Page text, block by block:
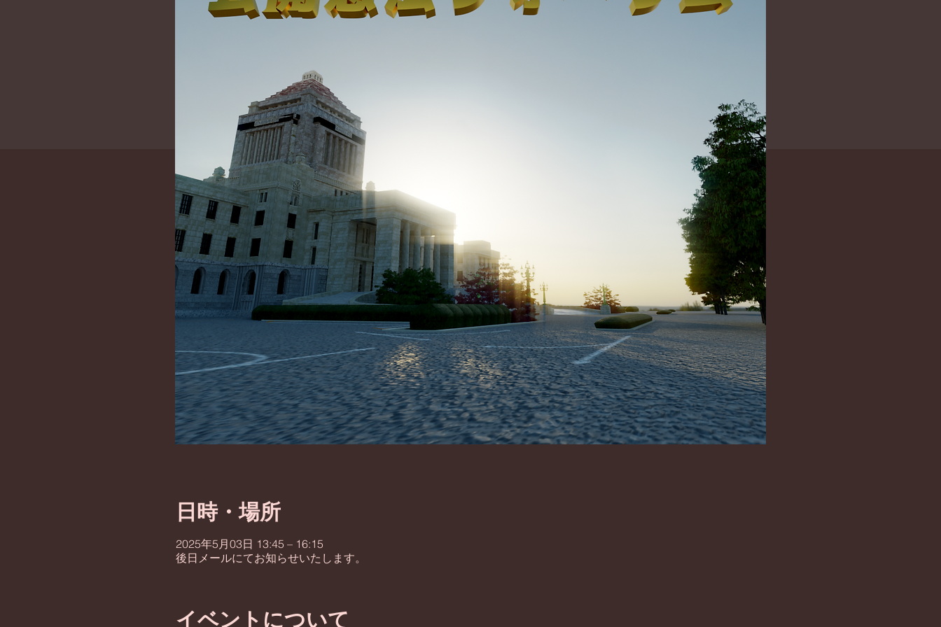
日時・場所
2025年5月03日 13:45 – 16:15
後日メールにてお知らせいたします。
イベントについて